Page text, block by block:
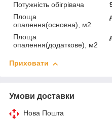
Потужність обігрівача
Площа
опалення(основна), м2
Площа
опалення(додаткове), м2
Приховати
Умови доставки
Нова Пошта